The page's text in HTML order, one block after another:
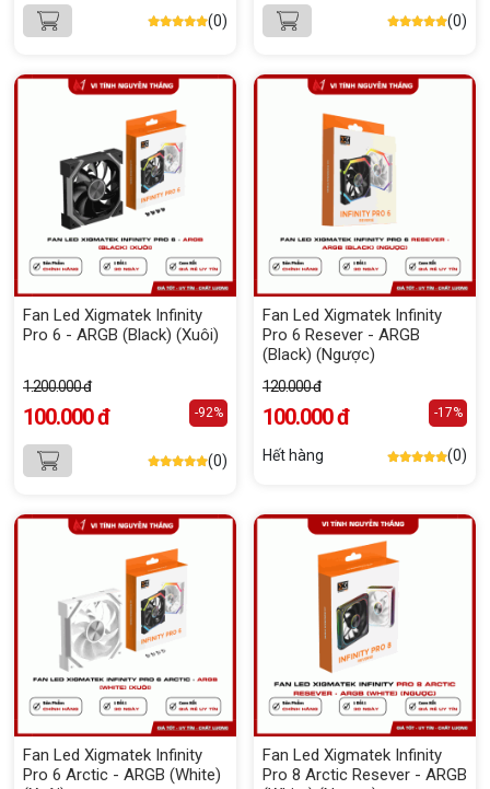
(0) (0)
Fan Led Xigmatek Infinity
Pro 6 - ARGB (Black) (Xuôi)
1.200.000 đ
100.000 đ -92%
(0)
Fan Led Xigmatek Infinity
Pro 6 Resever - ARGB
(Black) (Ngược)
120.000 đ
100.000 đ -17%
Hết hàng (0)
Fan Led Xigmatek Infinity
Pro 6 Arctic - ARGB (White)
Fan Led Xigmatek Infinity
Pro 8 Arctic Resever - ARGB